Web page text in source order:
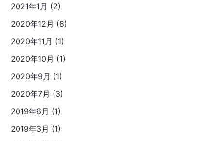
2021年1月 (2)
2020年12月 (8)
2020年11月 (1)
2020年10月 (1)
2020年9月 (1)
2020年7月 (3)
2019年6月 (1)
2019年3月 (1)